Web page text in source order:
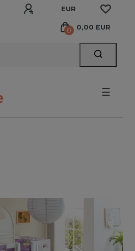
EUR
0 0,00 EUR
☰